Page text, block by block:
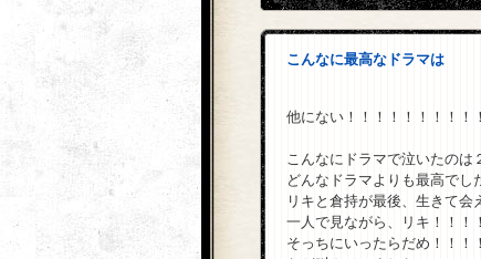
こんなに最高なドラマは
他にない！！！！！！！！！
こんなにドラマで泣いたのは
どんなドラマよりも最高でし
リキと倉持が最後、生きて会
一人で見ながら、リキ！！！
そっちにいったらだめ！！！